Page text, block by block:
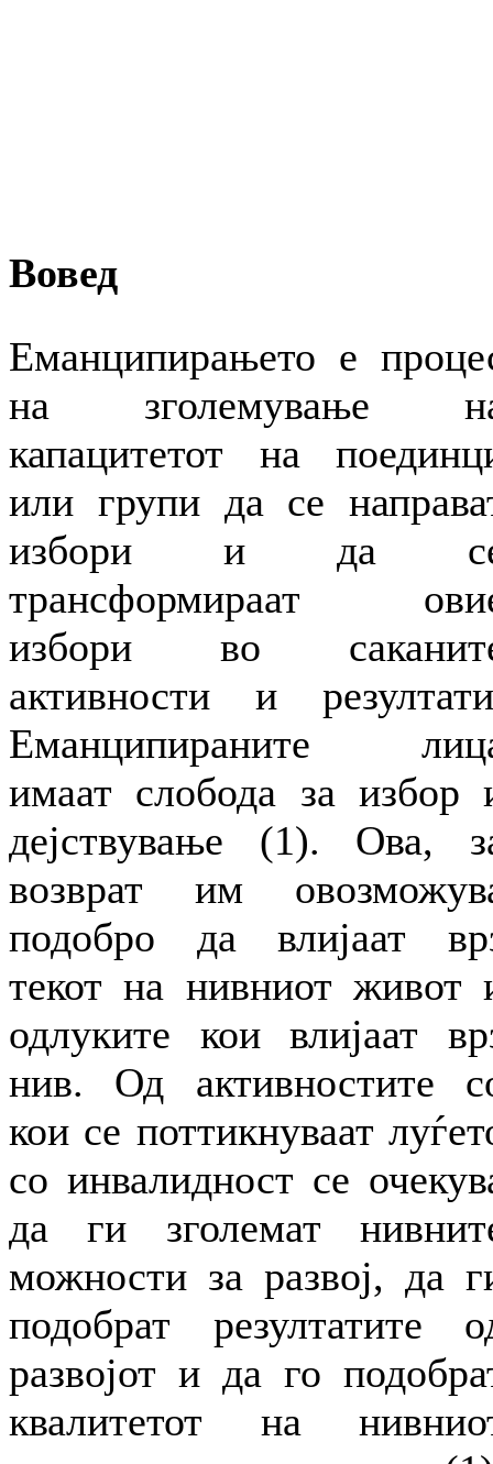
Вовед
Еманципирањето е
на зголемување
капацитетот на
или групи да се
избори и да
трансформираат
избори во
активности и
Еманципираните
имаат слобода за избор
дејствување (1). Ова,
возврат им
подобро да влијаат
текот на нивниот живот
одлуките кои влијаат
нив. Од активностите
кои се поттикнуваат
со инвалидност се
да ги зголемат
можности за развој, да
подобрат резултатите
развојот и да го
квалитетот на